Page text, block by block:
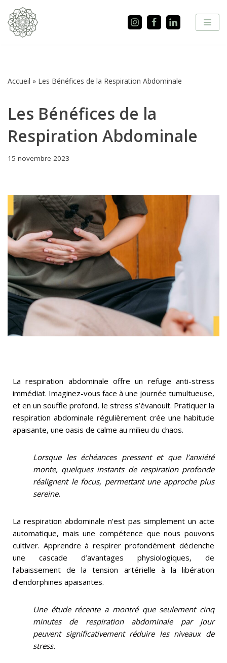
Aller
Accueil » Les Bénéfices de la Respiration Abdominale
Les Bénéfices de la
Respiration Abdominale
15 novembre 2023
La respiration abdominale offre un refuge anti-stress
immédiat. Imaginez-vous face à une journée tumultueuse,
et en un souffle profond, le stress s’évanouit. Pratiquer la
respiration abdominale régulièrement crée une habitude
apaisante, une oasis de calme au milieu du chaos.
Lorsque les échéances pressent et que l’anxiété
monte, quelques instants de respiration profonde
réalignent le focus, permettant une approche plus
sereine.
La respiration abdominale n’est pas simplement un acte
automatique, mais une compétence que nous pouvons
cultiver. Apprendre à respirer profondément déclenche
une cascade d’avantages physiologiques, de
l’abaissement de la tension artérielle à la libération
d’endorphines apaisantes.
Une étude récente a montré que seulement cinq
minutes de respiration abdominale par jour
peuvent significativement réduire les niveaux de
stress.